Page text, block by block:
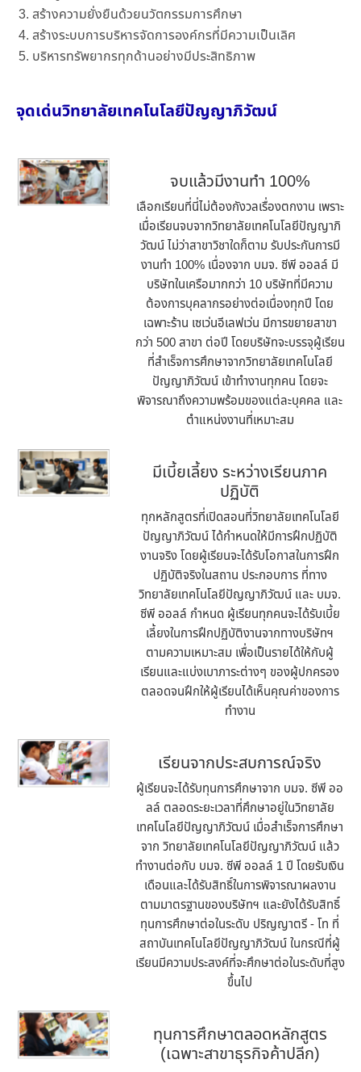
สร้างความยั่งยืนด้วยนวัตกรรมการศึกษา
สร้างระบบการบริหารจัดการองค์กรที่มีความเป็นเลิศ
บริหารทรัพยากรทุกด้านอย่างมีประสิทธิภาพ
จุดเด่นวิทยาลัยเทคโนโลยีปัญญาภิวัฒน์
จบแล้วมีงานทำ 100%
เลือกเรียนที่นี่ไม่ต้องกังวลเรื่องตกงาน เพราะ
เมื่อเรียนจบจากวิทยาลัยเทคโนโลยีปัญญาภิ
วัฒน์ ไม่ว่าสาขาวิชาใดก็ตาม รับประกันการมี
งานทำ 100% เนื่องจาก บมจ. ซีพี ออลล์ มี
บริษัทในเครือมากกว่า 10 บริษัทที่มีความ
ต้องการบุคลากรอย่างต่อเนื่องทุกปี โดย
เฉพาะร้าน เซเว่นอีเลฟเว่น มีการขยายสาขา
กว่า 500 สาขา ต่อปี โดยบริษัทจะบรรจุผู้เรียน
ที่สำเร็จการศึกษาจากวิทยาลัยเทคโนโลยี
ปัญญาภิวัฒน์ เข้าทำงานทุกคน โดยจะ
พิจารณาถึงความพร้อมของแต่ละบุคคล และ
ตำแหน่งงานที่เหมาะสม
มีเบี้ยเลี้ยง ระหว่างเรียนภาค
ปฏิบัติ
ทุกหลักสูตรที่เปิดสอนที่วิทยาลัยเทคโนโลยี
ปัญญาภิวัฒน์ ได้กำหนดให้มีการฝึกปฏิบัติ
งานจริง โดยผู้เรียนจะได้รับโอกาสในการฝึก
ปฏิบัติจริงในสถาน ประกอบการ ที่ทาง
วิทยาลัยเทคโนโลยีปัญญาภิวัฒน์ และ บมจ.
ซีพี ออลล์ กำหนด ผู้เรียนทุกคนจะได้รับเบี้ย
เลี้ยงในการฝึกปฏิบัติงานจากทางบริษัทฯ
ตามความเหมาะสม เพื่อเป็นรายได้ให้กับผู้
เรียนและแบ่งเบาภาระต่างๆ ของผู้ปกครอง
ตลอดจนฝึกให้ผู้เรียนได้เห็นคุณค่าของการ
ทำงาน
เรียนจากประสบการณ์จริง
ผู้เรียนจะได้รับทุนการศึกษาจาก บมจ. ซีพี ออ
ลล์ ตลอดระยะเวลาที่ศึกษาอยู่ในวิทยาลัย
เทคโนโลยีปัญญาภิวัฒน์ เมื่อสำเร็จการศึกษา
จาก วิทยาลัยเทคโนโลยีปัญญาภิวัฒน์ แล้ว
ทำงานต่อกับ บมจ. ซีพี ออลล์ 1 ปี โดยรับเงิน
เดือนและได้รับสิทธิ์ในการพิจารณาผลงาน
ตามมาตรฐานของบริษัทฯ และยังได้รับสิทธิ์
ทุนการศึกษาต่อในระดับ ปริญญาตรี - โท ที่
สถาบันเทคโนโลยีปัญญาภิวัฒน์ ในกรณีที่ผู้
เรียนมีความประสงค์ที่จะศึกษาต่อในระดับที่สูง
ขึ้นไป
ทุนการศึกษาตลอดหลักสูตร
(เฉพาะสาขาธุรกิจค้าปลีก)